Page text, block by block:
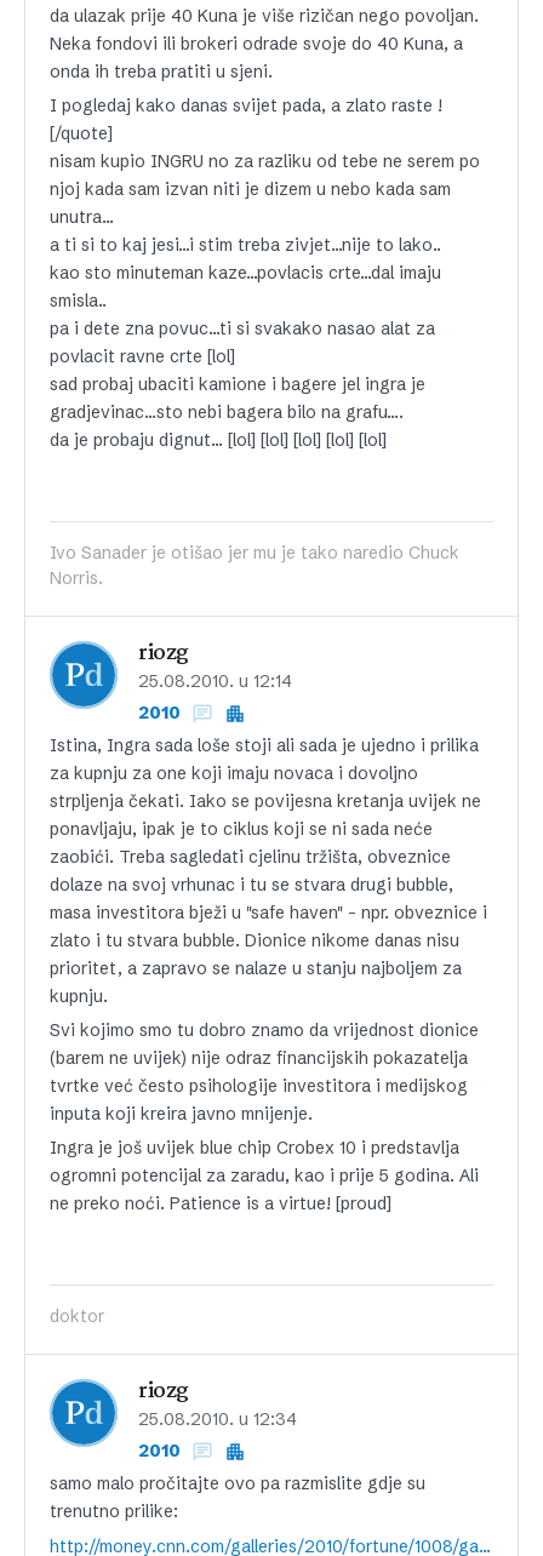
da ulazak prije 40 Kuna je više rizičan nego povoljan.
Neka fondovi ili brokeri odrade svoje do 40 Kuna, a
onda ih treba pratiti u sjeni.
I pogledaj kako danas svijet pada, a zlato raste !
[/quote]
nisam kupio INGRU no za razliku od tebe ne serem po
njoj kada sam izvan niti je dizem u nebo kada sam
unutra…
a ti si to kaj jesi…i stim treba zivjet…nije to lako..
kao sto minuteman kaze…povlacis crte…dal imaju
smisla..
pa i dete zna povuc…ti si svakako nasao alat za
povlacit ravne crte [lol]
sad probaj ubaciti kamione i bagere jel ingra je
gradjevinac…sto nebi bagera bilo na grafu….
da je probaju dignut… [lol] [lol] [lol] [lol] [lol]
Ivo Sanader je otišao jer mu je tako naredio Chuck
Norris.
riozg
25.08.2010. u 12:14
2010
Istina, Ingra sada loše stoji ali sada je ujedno i prilika
za kupnju za one koji imaju novaca i dovoljno
strpljenja čekati. Iako se povijesna kretanja uvijek ne
ponavljaju, ipak je to ciklus koji se ni sada neće
zaobići. Treba sagledati cjelinu tržišta, obveznice
dolaze na svoj vrhunac i tu se stvara drugi bubble,
masa investitora bježi u "safe haven" – npr. obveznice i
zlato i tu stvara bubble. Dionice nikome danas nisu
prioritet, a zapravo se nalaze u stanju najboljem za
kupnju.
Svi kojimo smo tu dobro znamo da vrijednost dionice
(barem ne uvijek) nije odraz financijskih pokazatelja
tvrtke već često psihologije investitora i medijskog
inputa koji kreira javno mnijenje.
Ingra je još uvijek blue chip Crobex 10 i predstavlja
ogromni potencijal za zaradu, kao i prije 5 godina. Ali
ne preko noći. Patience is a virtue! [proud]
doktor
riozg
25.08.2010. u 12:34
2010
samo malo pročitajte ovo pa razmislite gdje su
trenutno prilike:
http://money.cnn.com/galleries/2010/fortune/1008/gallery.five_investing_bubbles.fortune/index.html